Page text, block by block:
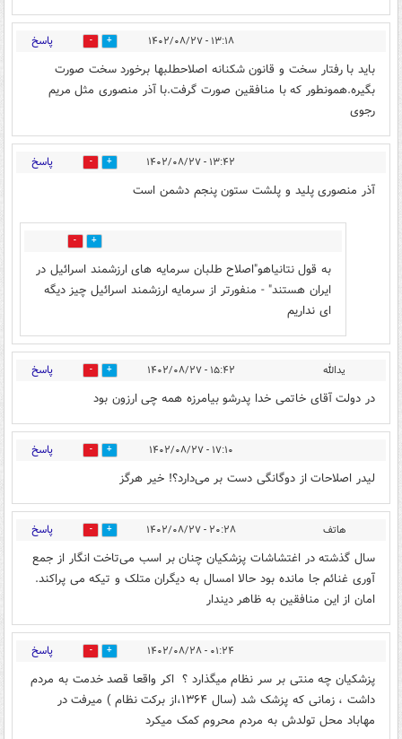
۱۳:۱۸ - ۱۴۰۲/۰۸/۲۷ 4 پاسخ
باید با رفتار سخت و قانون شکنانه اصلاحطلبها برخورد سخت صورت
بگیره.همونطور که با منافقین صورت گرفت.با آذر منصوری مثل مریم
رجوی
۱۳:۴۲ - ۱۴۰۲/۰۸/۲۷ 3 پاسخ
آذر منصوری پلید و پلشت ستون پنجم دشمن است
0
به قول نتانیاهو"اصلاح طلبان سرمایه های ارزشمند اسرائیل در
ایران هستند" - منفورتر از سرمایه ارزشمند اسرائیل چیز دیگه
ای نداریم
یدالله ۱۵:۴۲ - ۱۴۰۲/۰۸/۲۷ 0 پاسخ
در دولت آقای خاتمی خدا پدرشو بیامرزه همه چی ارزون بود
۱۷:۱۰ - ۱۴۰۲/۰۸/۲۷ 3 پاسخ
لیدر اصلاحات از دوگانگی دست بر می‌دارد؟! خیر هرگز
هاتف ۲۰:۲۸ - ۱۴۰۲/۰۸/۲۷ 0 پاسخ
سال گذشته در اغتشاشات پزشکیان چنان بر اسب می‌تاخت انگار از جمع
آوری غنائم جا مانده بود حالا امسال به دیگران متلک و تیکه می پراکند.
امان از این منافقین به ظاهر دیندار
۰۱:۲۴ - ۱۴۰۲/۰۸/۲۸ 0 پاسخ
پزشکیان چه منتی بر سر نظام میگذارد ؟ ‌ اکر واقعا قصد خدمت به مردم
داشت ، زمانی که پزشک شد (سال ۱۳۶۴،از برکت نظام ) میرفت در
مهاباد محل تولدش به مردم محروم کمک میکرد